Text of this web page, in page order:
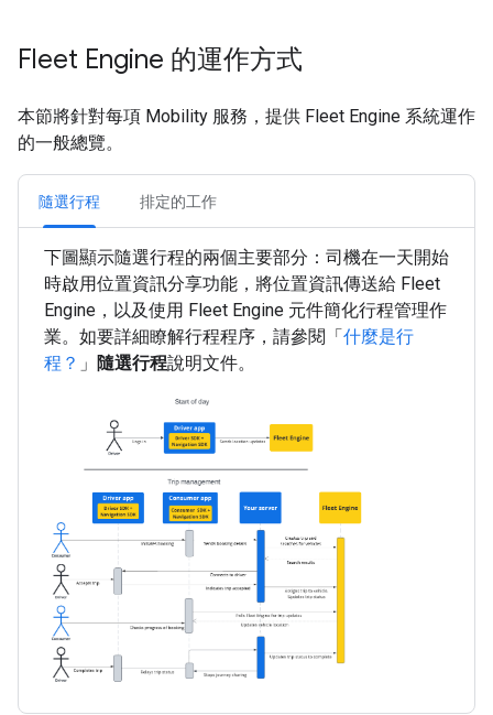
Fleet Engine 的運作方式
本節將針對每項 Mobility 服務，提供 Fleet Engine 系統運作
的一般總覽。
隨選行程 排定的工作
下圖顯示隨選行程的兩個主要部分：司機在一天開始
時啟用位置資訊分享功能，將位置資訊傳送給 Fleet
Engine，以及使用 Fleet Engine 元件簡化行程管理作
業。如要詳細瞭解行程程序，請參閱「什麼是行
程？ 」 隨選行程說明文件。